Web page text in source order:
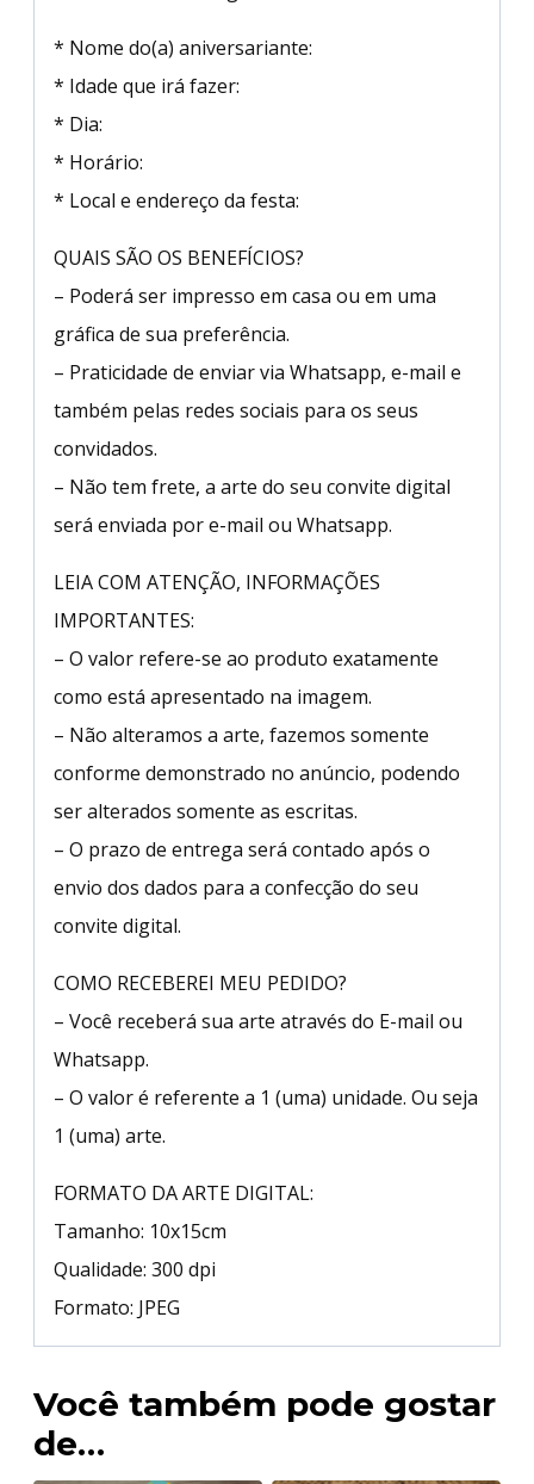
* Nome do(a) aniversariante:
* Idade que irá fazer:
* Dia:
* Horário:
* Local e endereço da festa:
QUAIS SÃO OS BENEFÍCIOS?
– Poderá ser impresso em casa ou em uma
gráfica de sua preferência.
– Praticidade de enviar via Whatsapp, e-mail e
também pelas redes sociais para os seus
convidados.
– Não tem frete, a arte do seu convite digital
será enviada por e-mail ou Whatsapp.
LEIA COM ATENÇÃO, INFORMAÇÕES
IMPORTANTES:
– O valor refere-se ao produto exatamente
como está apresentado na imagem.
– Não alteramos a arte, fazemos somente
conforme demonstrado no anúncio, podendo
ser alterados somente as escritas.
– O prazo de entrega será contado após o
envio dos dados para a confecção do seu
convite digital.
COMO RECEBEREI MEU PEDIDO?
– Você receberá sua arte através do E-mail ou
Whatsapp.
– O valor é referente a 1 (uma) unidade. Ou seja
1 (uma) arte.
FORMATO DA ARTE DIGITAL:
Tamanho: 10x15cm
Qualidade: 300 dpi
Formato: JPEG
Você também pode gostar
de…